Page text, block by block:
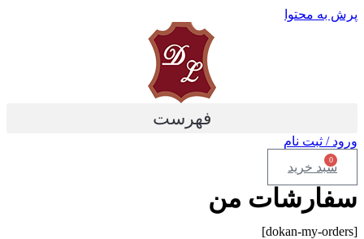
پرش به محتوا
فهرست
ورود / ثبت نام
0
سبد خرید
سفارشات من
[dokan-my-orders]